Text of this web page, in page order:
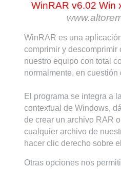
WinRAR v6.02 Win
WinRAR es una
comprimir y descomprimir
nuestro equipo con total
normalmente, en cuestión
El programa se integra a
contextual de Windows,
de crear un archivo RAR
cualquier archivo de
hacer clic derecho sobre
Otras opciones nos